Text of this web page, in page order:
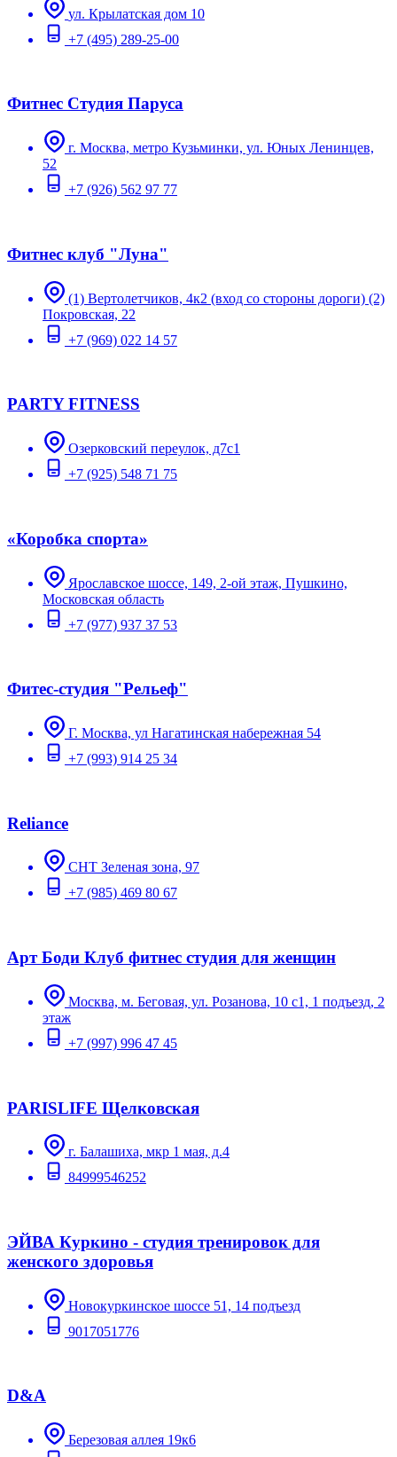
ул. Крылатская дом 10
+7 (495) 289-25-00
Фитнес Студия Паруса
г. Москва, метро Кузьминки, ул. Юных Ленинцев,
52
+7 (926) 562 97 77
Фитнес клуб "Луна"
(1) Вертолетчиков, 4к2 (вход со стороны дороги) (2)
Покровская, 22
+7 (969) 022 14 57
PARTY FITNESS
Озерковский переулок, д7с1
+7 (925) 548 71 75
«Коробка спорта»
Ярославское шоссе, 149, 2-ой этаж, Пушкино,
Московская область
+7 (977) 937 37 53
Фитес-студия "Рельеф"
Г. Москва, ул Нагатинская набережная 54
+7 (993) 914 25 34
Reliance
СНТ Зеленая зона, 97
+7 (985) 469 80 67
Арт Боди Клуб фитнес студия для женщин
Москва, м. Беговая, ул. Розанова, 10 с1, 1 подъезд, 2
этаж
+7 (997) 996 47 45
PARISLIFE Щелковская
г. Балашиха, мкр 1 мая, д.4
84999546252
ЭЙВА Куркино - студия тренировок для
женского здоровья
Новокуркинское шоссе 51, 14 подъезд
9017051776
D&A
Березовая аллея 19к6